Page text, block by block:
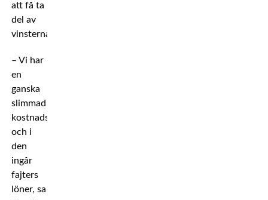
att få ta
del av
vinsterna.
– Vi har
en
ganska
slimmad
kostnadsstruktur
och i
den
ingår
fajters
löner, sa